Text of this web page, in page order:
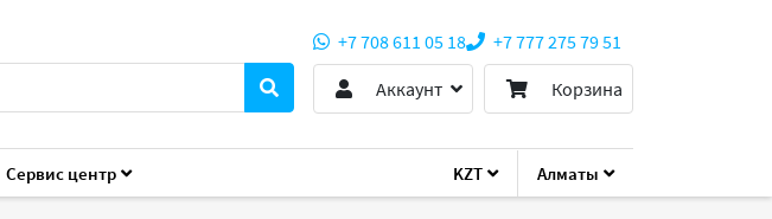
KZT Алматы
+7 708 611 05 18
+7 777 275 79 51
Аккаунт
Корзина
Сервис центр
(RAM) Geil GS416GB2666C19S 16Gb